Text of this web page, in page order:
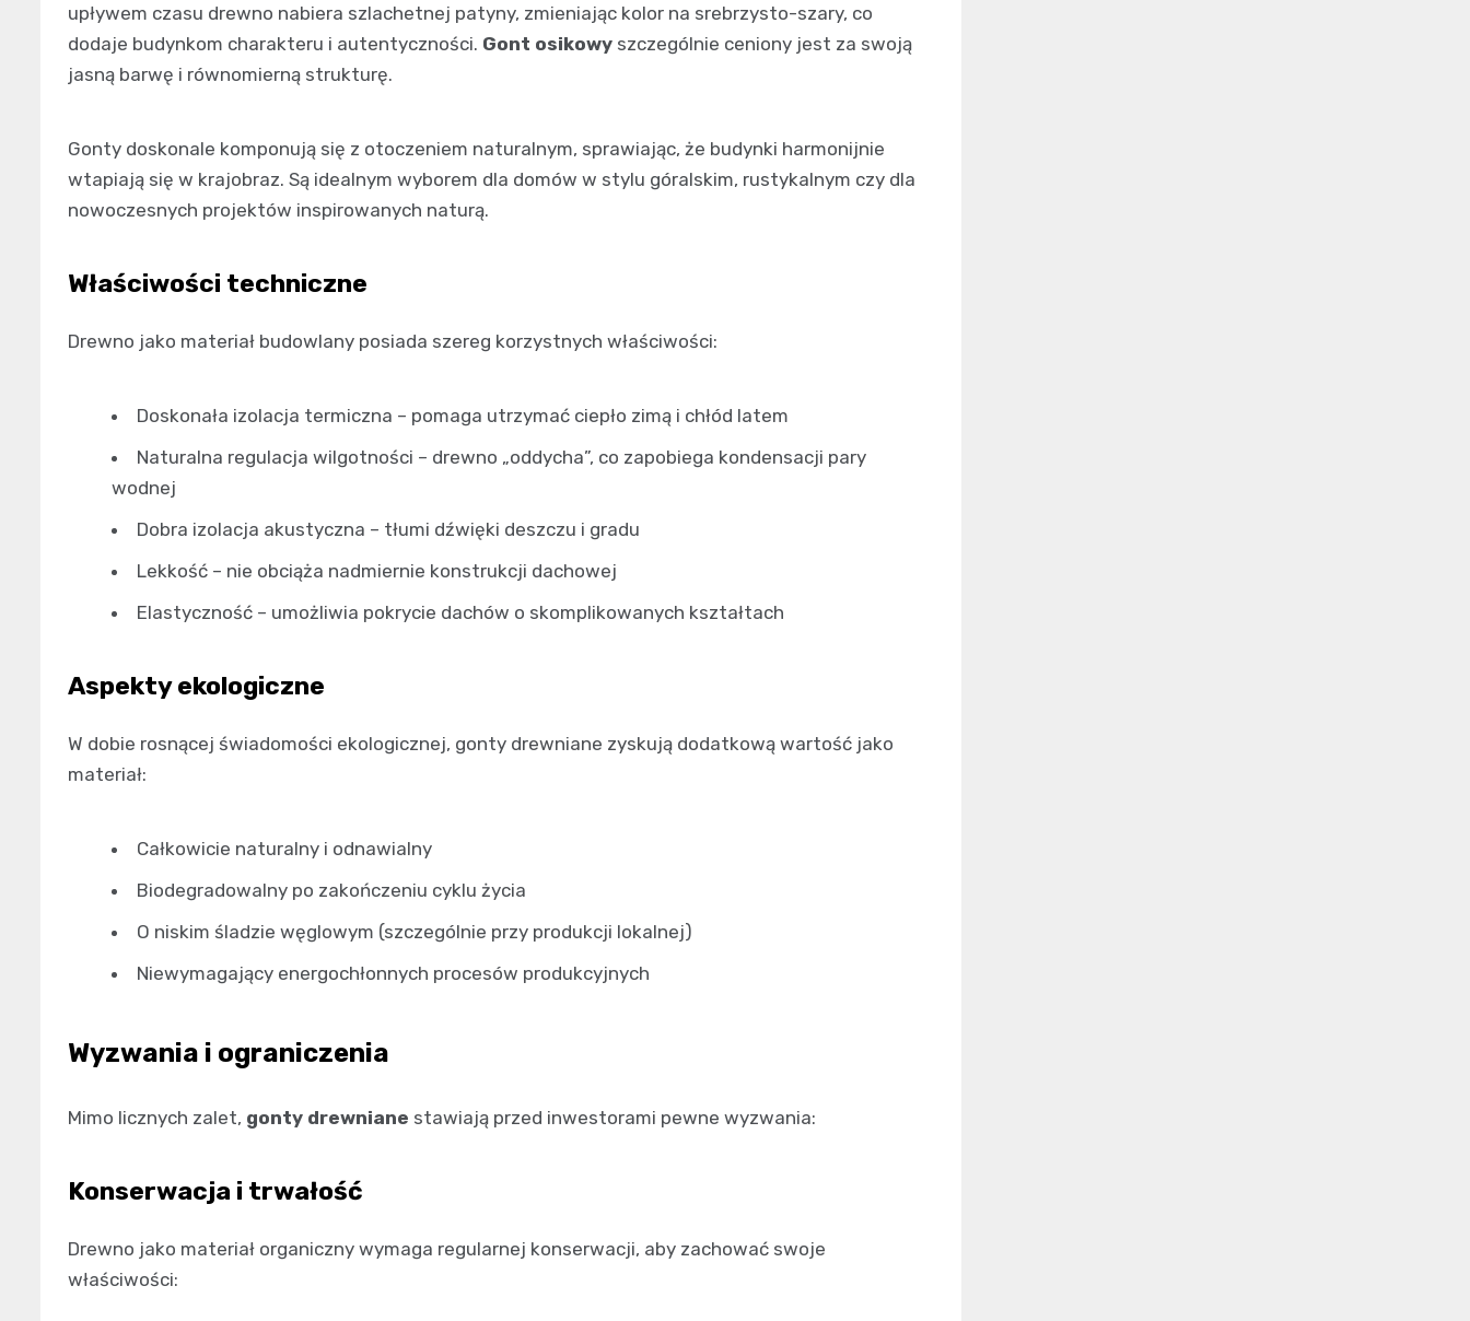
upływem czasu drewno nabiera szlachetnej patyny, zmieniając kolor na srebrzysto-szary, co
dodaje budynkom charakteru i autentyczności. Gont osikowy szczególnie ceniony jest za swoją
jasną barwę i równomierną strukturę.
Gonty doskonale komponują się z otoczeniem naturalnym, sprawiając, że budynki harmonijnie
wtapiają się w krajobraz. Są idealnym wyborem dla domów w stylu góralskim, rustykalnym czy dla
nowoczesnych projektów inspirowanych naturą.
Właściwości techniczne
Drewno jako materiał budowlany posiada szereg korzystnych właściwości:
Doskonała izolacja termiczna – pomaga utrzymać ciepło zimą i chłód latem
Naturalna regulacja wilgotności – drewno „oddycha”, co zapobiega kondensacji pary
wodnej
Dobra izolacja akustyczna – tłumi dźwięki deszczu i gradu
Lekkość – nie obciąża nadmiernie konstrukcji dachowej
Elastyczność – umożliwia pokrycie dachów o skomplikowanych kształtach
Aspekty ekologiczne
W dobie rosnącej świadomości ekologicznej, gonty drewniane zyskują dodatkową wartość jako
materiał:
Całkowicie naturalny i odnawialny
Biodegradowalny po zakończeniu cyklu życia
O niskim śladzie węglowym (szczególnie przy produkcji lokalnej)
Niewymagający energochłonnych procesów produkcyjnych
Wyzwania i ograniczenia
Mimo licznych zalet, gonty drewniane stawiają przed inwestorami pewne wyzwania:
Konserwacja i trwałość
Drewno jako materiał organiczny wymaga regularnej konserwacji, aby zachować swoje
właściwości: